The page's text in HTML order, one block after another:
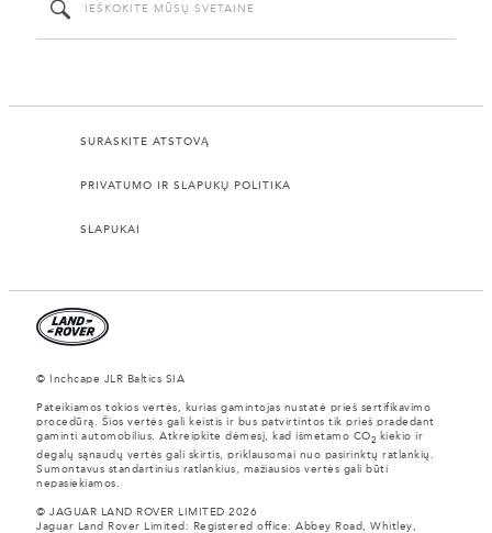
SURASKITE ATSTOVĄ
PRIVATUMO IR SLAPUKŲ POLITIKA
SLAPUKAI
© Inchcape JLR Baltics SIA
Pateikiamos tokios vertės, kurias gamintojas nustatė prieš sertifikavimo
procedūrą. Šios vertės gali keistis ir bus patvirtintos tik prieš pradedant
gaminti automobilius. Atkreipkite dėmesį, kad išmetamo CO2
kiekio ir
degalų sąnaudų vertės gali skirtis, priklausomai nuo pasirinktų ratlankių.
Sumontavus standartinius ratlankius, mažiausios vertės gali būti
nepasiekiamos.
© JAGUAR LAND ROVER LIMITED 2026
Jaguar Land Rover Limited: Registered office: Abbey Road, Whitley,